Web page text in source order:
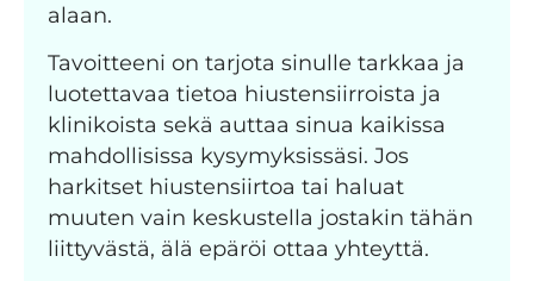
alaan.
Tavoitteeni on tarjota sinulle tarkkaa ja
luotettavaa tietoa hiustensiirroista ja
klinikoista sekä auttaa sinua kaikissa
mahdollisissa kysymyksissäsi. Jos
harkitset hiustensiirtoa tai haluat
muuten vain keskustella jostakin tähän
liittyvästä, älä epäröi ottaa yhteyttä.